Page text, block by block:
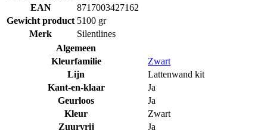
EAN
8717003427162
Gewicht product 5100 gr
Merk
Silentlines
Algemeen
Kleurfamilie
Zwart
Lijn
Lattenwand kit
Kant-en-klaar
Ja
Geurloos
Ja
Kleur
Zwart
Zuurvrij
Ja